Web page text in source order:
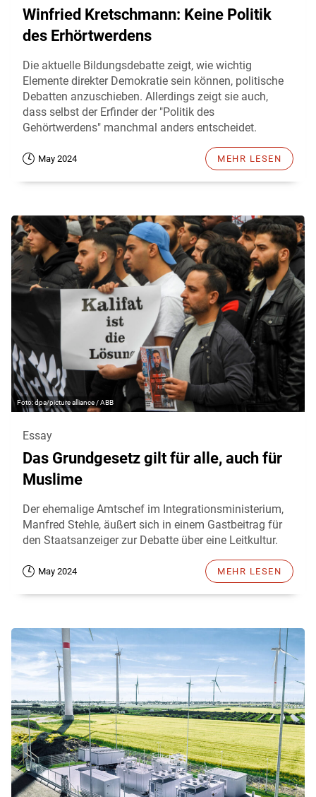
Winfried Kretschmann: Keine Politik
des Erhörtwerdens
Die aktuelle Bildungsdebatte zeigt, wie wichtig
Elemente direkter Demokratie sein können, politische
Debatten anzuschieben. Allerdings zeigt sie auch,
dass selbst der Erfinder der "Politik des
Gehörtwerdens" manchmal anders entscheidet.
May 2024 MEHR LESEN
dpa/picture alliance / ABB
Essay
Das Grundgesetz gilt für alle, auch für
Muslime
Der ehemalige Amtschef im Integrationsministerium,
Manfred Stehle, äußert sich in einem Gastbeitrag für
den Staatsanzeiger zur Debatte über eine Leitkultur.
May 2024 MEHR LESEN